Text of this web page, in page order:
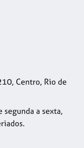
Centro, Rio de
a sexta,